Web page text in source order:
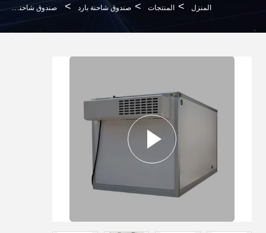
المنزل > المنتجات > صندوق شاحنة بارد > صندوق شاحنة بارد منخفض الحرارة للآيس كريم للتخزين